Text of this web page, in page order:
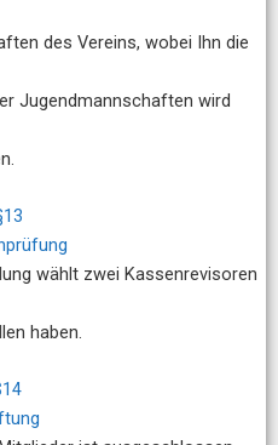
des Vereins, wobei Ihn die
Jugendmannschaften wird
wählt zwei Kassenrevisoren
haben.